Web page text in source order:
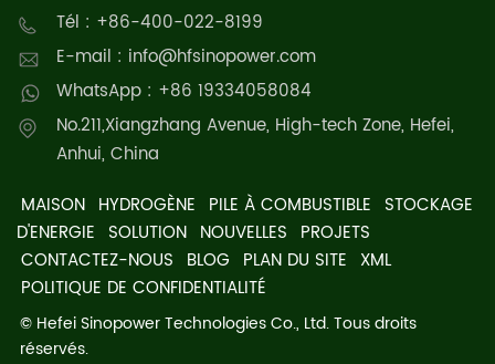
Tél : +86-400-022-8199
E-mail : info@hfsinopower.com
WhatsApp : +86 19334058084
No.211,Xiangzhang Avenue, High-tech Zone, Hefei,
Anhui, China
MAISON HYDROGÈNE PILE À COMBUSTIBLE STOCKAGE
D'ENERGIE SOLUTION NOUVELLES PROJETS
CONTACTEZ-NOUS BLOG PLAN DU SITE XML
POLITIQUE DE CONFIDENTIALITÉ
© Hefei Sinopower Technologies Co., Ltd. Tous droits
réservés.